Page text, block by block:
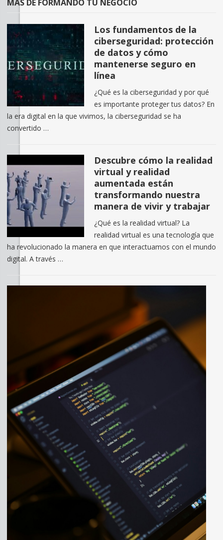
MÁS DE FORMANDO TU NEGOCIO
Los fundamentos de la
ciberseguridad: protección
de datos y cómo
mantenerse seguro en
línea
¿Qué es la ciberseguridad y por qué
es importante proteger tus datos? En
la era digital en la que vivimos, la ciberseguridad se ha
convertido …
Descubre cómo la realidad
virtual y realidad
aumentada están
transformando nuestra
manera de vivir y trabajar
¿Qué es la realidad virtual? La
realidad virtual es una tecnología que
ha revolucionado la manera en que interactuamos con el mundo
digital. A través …